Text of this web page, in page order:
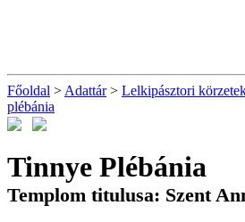
Főoldal > Adattár> Lelkipásztori
plébánia
Tinnye Plébánia
Templom titulusa: Szent